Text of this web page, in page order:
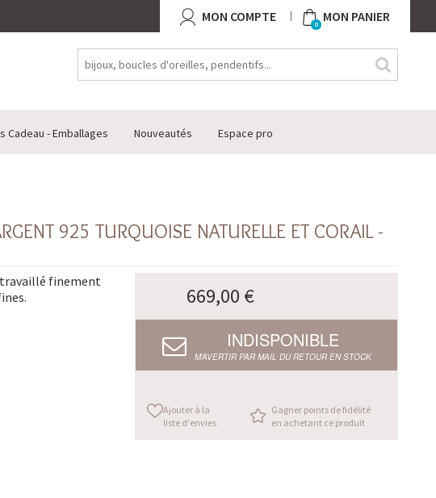
MON COMPTE 0 MON PANIER
Cadeau - Emballages Nouveautés Espace pro
925 TURQUOISE NATURELLE ET CORAIL -
finement
669,00 €
INDISPONIBLE
M’AVERTIR PAR MAIL DU RETOUR EN STOCK
Ajouter à la
liste d'envies
Gagner points de fidélité
en achetant ce produit